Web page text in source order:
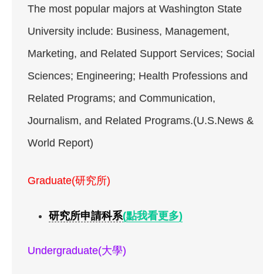
The most popular majors at Washington State
University include: Business, Management,
Marketing, and Related Support Services; Social
Sciences; Engineering; Health Professions and
Related Programs; and Communication,
Journalism, and Related Programs.(U.S.News &
World Report)
Graduate(研究所)
研究所申請科系(點我看更多)
Undergraduate(大學)